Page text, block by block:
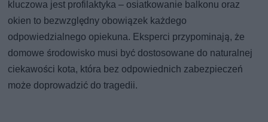
kluczowa jest profilaktyka – osiatkowanie balkonu oraz
okien to bezwzględny obowiązek każdego
odpowiedzialnego opiekuna. Eksperci przypominają, że
domowe środowisko musi być dostosowane do naturalnej
ciekawości kota, która bez odpowiednich zabezpieczeń
może doprowadzić do tragedii.